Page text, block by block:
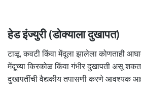
हेड इंज्युरी (डोक्याला दुखापत)
टाळू, कवटी किंवा मेंदूला झालेला कोणताही
मेंदूच्या किरकोळ किंवा गंभीर दुखापती असू
दुखापतींची वैद्यकीय तपासणी करणे आवश्यक